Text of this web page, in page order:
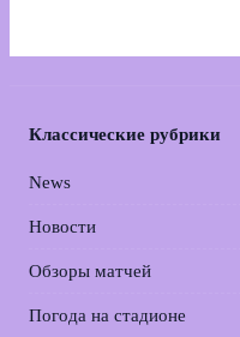
Классические рубрики
News
Новости
Обзоры матчей
Погода на стадионе